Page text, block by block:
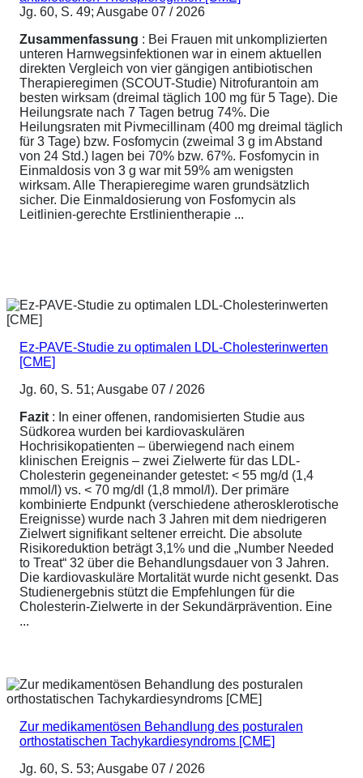
Jg. 60, S. 49; Ausgabe 07 / 2026
Zusammenfassung : Bei Frauen mit unkomplizierten
unteren Harnwegsinfektionen war in einem aktuellen
direkten Vergleich von vier gängigen antibiotischen
Therapieregimen (SCOUT-Studie) Nitrofurantoin am
besten wirksam (dreimal täglich 100 mg für 5 Tage). Die
Heilungsrate nach 7 Tagen betrug 74%. Die
Heilungsraten mit Pivmecillinam (400 mg dreimal täglich
für 3 Tage) bzw. Fosfomycin (zweimal 3 g im Abstand
von 24 Std.) lagen bei 70% bzw. 67%. Fosfomycin in
Einmaldosis von 3 g war mit 59% am wenigsten
wirksam. Alle Therapieregime waren grundsätzlich
sicher. Die Einmaldosierung von Fosfomycin als
Leitlinien-gerechte Erstlinientherapie ...
Ez-PAVE-Studie zu optimalen LDL-Cholesterinwerten
[CME]
Jg. 60, S. 51; Ausgabe 07 / 2026
Fazit : In einer offenen, randomisierten Studie aus
Südkorea wurden bei kardiovaskulären
Hochrisikopatienten – überwiegend nach einem
klinischen Ereignis – zwei Zielwerte für das LDL-
Cholesterin gegeneinander getestet: < 55 mg/d (1,4
mmol/l) vs. < 70 mg/dl (1,8 mmol/l). Der primäre
kombinierte Endpunkt (verschiedene atherosklerotische
Ereignisse) wurde nach 3 Jahren mit dem niedrigeren
Zielwert signifikant seltener erreicht. Die absolute
Risikoreduktion beträgt 3,1% und die „Number Needed
to Treat“ 32 über die Behandlungsdauer von 3 Jahren.
Die kardiovaskuläre Mortalität wurde nicht gesenkt. Das
Studienergebnis stützt die Empfehlungen für die
Cholesterin-Zielwerte in der Sekundärprävention. Eine
...
Zur medikamentösen Behandlung des posturalen
orthostatischen Tachykardiesyndroms [CME]
Jg. 60, S. 53; Ausgabe 07 / 2026